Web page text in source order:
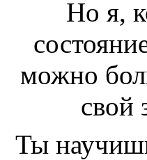
Но я,
можно
свой
Ты